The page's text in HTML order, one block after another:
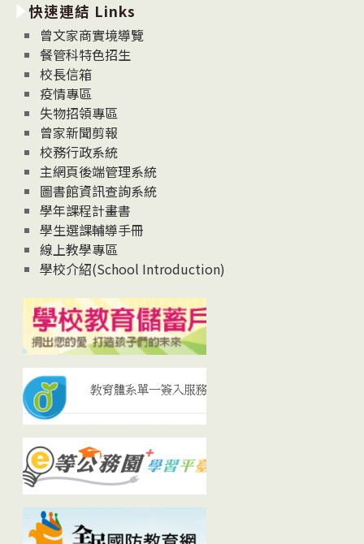
消
息
News
快速連結 Links
曾文家商實境導覽
餐管科特色招生
校長信箱
疫情專區
失物招領專區
曾家新聞剪報
校務行政系統
主網頁後端管理系統
圖書館資訊查詢系統
學年課程計畫書
學生選課輔導手冊
線上教學專區
學校介紹(School Introduction)